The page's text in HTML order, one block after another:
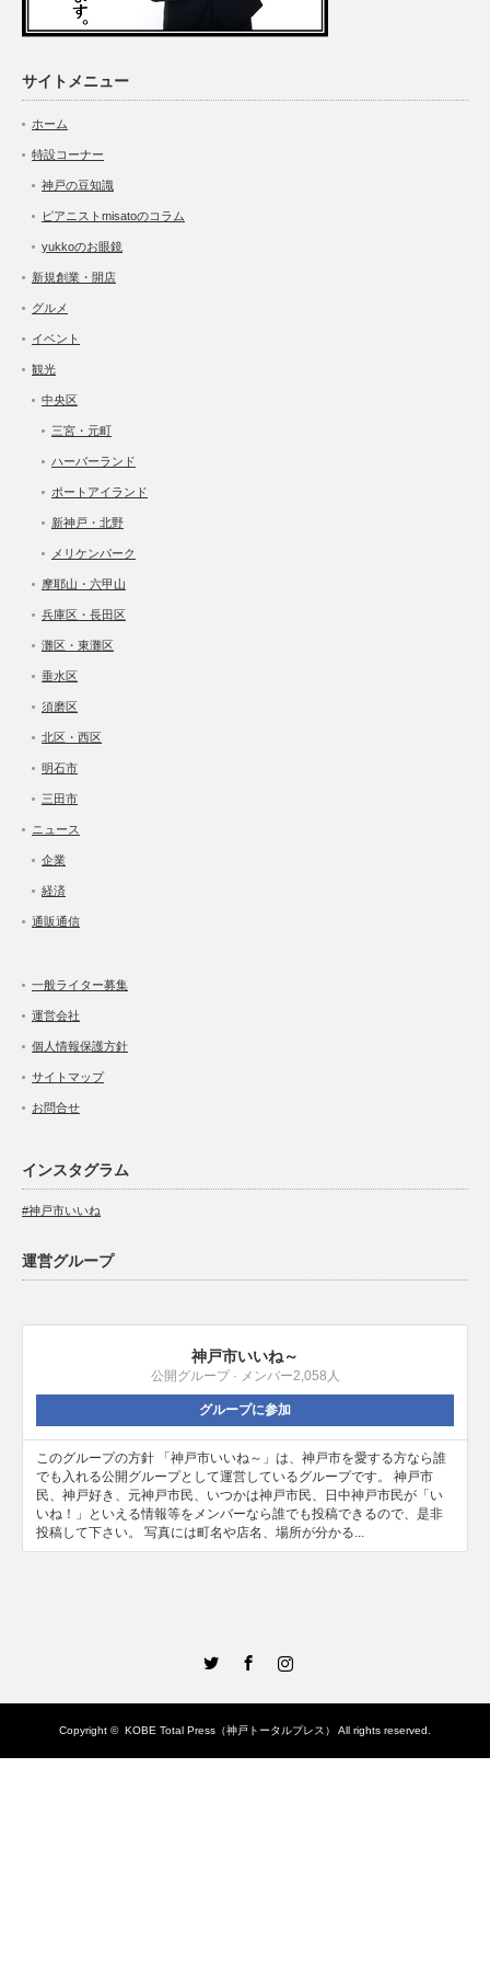
サイトメニュー
ホーム
特設コーナー
神戸の豆知識
ピアニストmisatoのコラム
yukkoのお眼鏡
新規創業・開店
グルメ
イベント
観光
中央区
三宮・元町
ハーバーランド
ポートアイランド
新神戸・北野
メリケンパーク
摩耶山・六甲山
兵庫区・長田区
灘区・東灘区
垂水区
須磨区
北区・西区
明石市
三田市
ニュース
企業
経済
通販通信
一般ライター募集
運営会社
個人情報保護方針
サイトマップ
お問合せ
インスタグラム
#神戸市いいね
運営グループ
神戸市いいね～
公開グループ · メンバー2,058人
グループに参加
このグループの方針 「神戸市いいね～」は、神戸市を愛する方なら誰
でも入れる公開グループとして運営しているグループです。 神戸市
民、神戸好き、元神戸市民、いつかは神戸市民、日中神戸市民が「い
いね！」といえる情報等をメンバーなら誰でも投稿できるので、是非
投稿して下さい。 写真には町名や店名、場所が分かる...
Copyright © KOBE Total Press（神戸トータルプレス） All rights reserved.